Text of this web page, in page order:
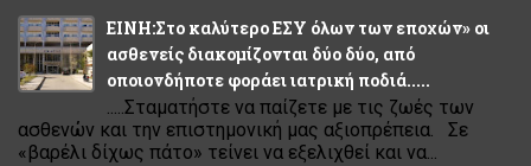
ΕΙΝΗ:Στο καλύτερο ΕΣΥ όλων των εποχών» οι
ασθενείς διακομίζονται δύο δύο, από
οποιονδήποτε φοράει ιατρική ποδιά.....
.....Σταματήστε να παίζετε με τις ζωές των
ασθενών και την επιστημονική μας αξιοπρέπεια. Σε
«βαρέλι δίχως πάτο» τείνει να εξελιχθεί και να...